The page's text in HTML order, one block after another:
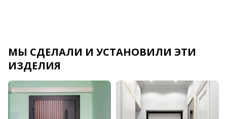
МЫ СДЕЛАЛИ И УСТАНОВИЛИ ЭТИ
ИЗДЕЛИЯ